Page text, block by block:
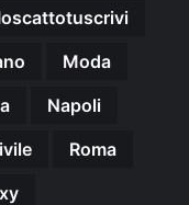
Moda
Napoli
Roma